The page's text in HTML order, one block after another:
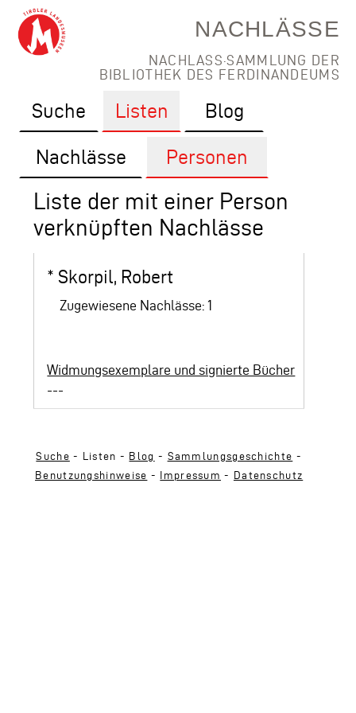
NACHLÄSSE
NACHLASS·SAMMLUNG DER
BIBLIOTHEK DES FERDINANDEUMS
Suche Listen Blog
Nachlässe Personen
Liste der mit einer Person
verknüpften Nachlässe
*Skorpil, Robert
Zugewiesene Nachlässe: 1
Widmungsexemplare und signierte Bücher
---
Suche - Listen - Blog - Sammlungsgeschichte -
Benutzungshinweise - Impressum - Datenschutz